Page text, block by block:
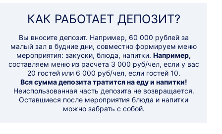
КАК РАБОТАЕТ ДЕПОЗИТ?
Вы вносите депозит. Например, 60 000 рублей за
малый зал в будние дни, совместно формируем меню
мероприятия: закуски, блюда, напитки. Например,
составляем меню из расчета 3 000 руб/чел, если у вас
20 гостей или 6 000 руб/чел, если гостей 10.
Вся сумма депозита тратится на еду и напитки!
Неиспользованная часть депозита не возвращается.
Оставшиеся после мероприятия блюда и напитки
можно забрать с собой.